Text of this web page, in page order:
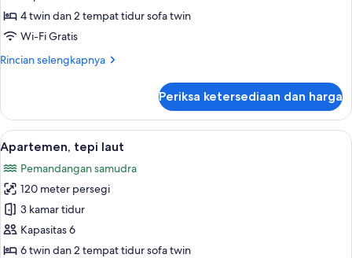
Deluks
(2
+
4 twin dan 2 tempat tidur sofa twin
Wi-Fi Gratis
Rincian selengkapnya
Rincian
Apartemen
Deluks
(2
Adults
+
3
children)
Periksa ketersediaan dan harga
Lihat
semua
foto
untuk
Apartemen,
tepi
laut
13
Apartemen, tepi laut
Pemandangan samudra
120 meter persegi
3 kamar tidur
Kapasitas 6
6 twin dan 2 tempat tidur sofa twin